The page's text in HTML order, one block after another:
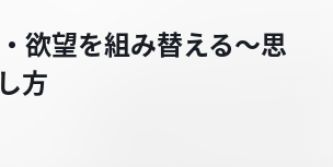
欲望を組み替える～思
方